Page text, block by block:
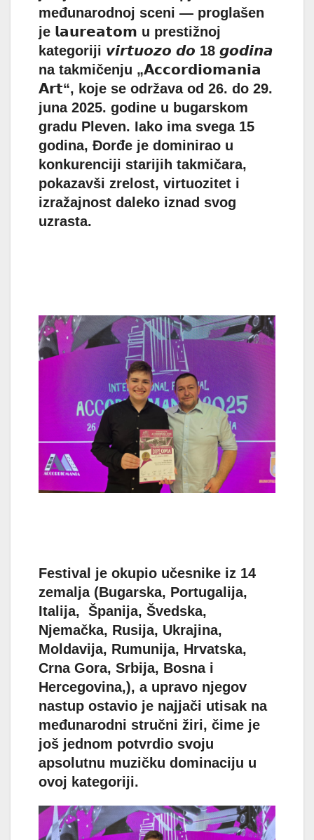
međunarodnoj sceni — proglašen
je 𝗹𝗮𝘂𝗿𝗲𝗮𝘁𝗼𝗺 u prestižnoj
kategoriji 𝙫𝙞𝙧𝙩𝙪𝙤𝙯𝙤 𝙙𝙤 18 𝙜𝙤𝙙𝙞𝙣𝙖
na takmičenju „𝗔𝗰𝗰𝗼𝗿𝗱𝗶𝗼𝗺𝗮𝗻𝗶𝗮
𝗔𝗿𝘁“, koje se održava od 26. do 29.
juna 2025. godine u bugarskom
gradu Pleven. Iako ima svega 15
godina, Đorđe je dominirao u
konkurenciji starijih takmičara,
pokazavši zrelost, virtuozitet i
izražajnost daleko iznad svog
uzrasta.
Festival je okupio učesnike iz 14
zemalja (Bugarska, Portugalija,
Italija, Španija, Švedska,
Njemačka, Rusija, Ukrajina,
Moldavija, Rumunija, Hrvatska,
Crna Gora, Srbija, Bosna i
Hercegovina,), a upravo njegov
nastup ostavio je najjači utisak na
međunarodni stručni žiri, čime je
još jednom potvrdio svoju
apsolutnu muzičku dominaciju u
ovoj kategoriji.